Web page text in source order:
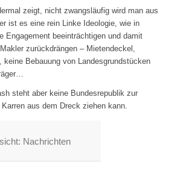
zeigt, nicht zwangsläufig wird man aus
ist es eine rein Linke Ideologie, wie in
Engagement beeinträchtigen und damit
zurückdrängen – Mietendeckel,
keine Bebauung von Landesgrundstücken
steht aber keine Bundesrepublik zur
aus dem Dreck ziehen kann.
Nachrichten